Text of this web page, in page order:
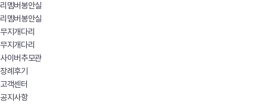
리멤버봉안실
리멤버봉안실
무지개다리
무지개다리
사이버추모관
장례후기
고객센터
공지사항